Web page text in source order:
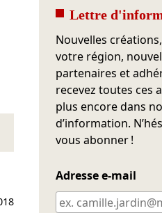
Lettre
Nouvelles
votre région,
partenaires et
recevez toutes ces
plus encore dans
d’information.
vous abonner !
Adresse e-mail